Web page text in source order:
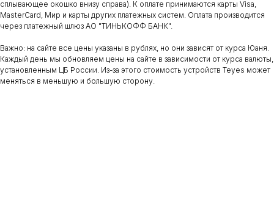
сплывающее окошко внизу справа). К оплате принимаются карты Visa,
MasterCard, Мир и карты других платежных систем. Оплата производится
через платежный шлюз АО "ТИНЬКОФФ БАНК".
Важно: на сайте все цены указаны в рублях, но они зависят от курса Юаня.
Каждый день мы обновляем цены на сайте в зависимости от курса валюты,
установленным ЦБ России. Из-за этого стоимость устройств Teyes может
меняться в меньшую и большую сторону.
сб-вс: выходной
+7‒995‒437‒92‒66